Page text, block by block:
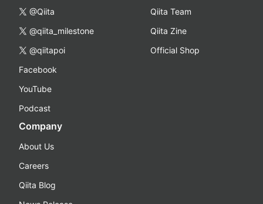
@Qiita
@qiita_milestone
@qiitapoi
Facebook
YouTube
Podcast
Qiita Team
Qiita Zine
Official Shop
Company
About Us
Careers
Qiita Blog